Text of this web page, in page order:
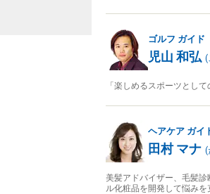
ゴルフ ガイド
児山 和弘 (
「楽しめるスポーツとし
ヘアケア ガイ
田村 マナ (
美髪アドバイザー、毛髪
ル化粧品を開発して悩み